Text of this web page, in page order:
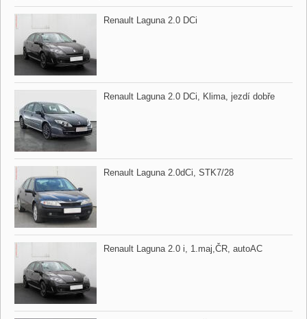
Renault Laguna 2.0 DCi
Renault Laguna 2.0 DCi,​ Klima,​ jezdí dobře
Renault Laguna 2.0dCi,​ STK7/28
Renault Laguna 2.0 i,​ 1.maj,​ČR,​ autoAC